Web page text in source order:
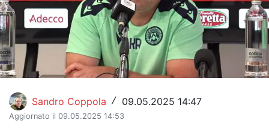
Pallamano
Altre
News
Turismo
Eventi
Sandro Coppola / 09.05.2025 14:47
Aggiornato il 09.05.2025 14:53